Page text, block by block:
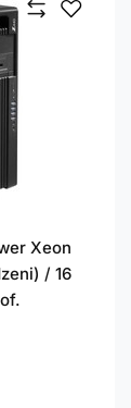
Xeon
/ 16